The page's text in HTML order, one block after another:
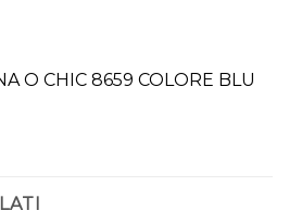
O CHIC 8659 COLORE BLU